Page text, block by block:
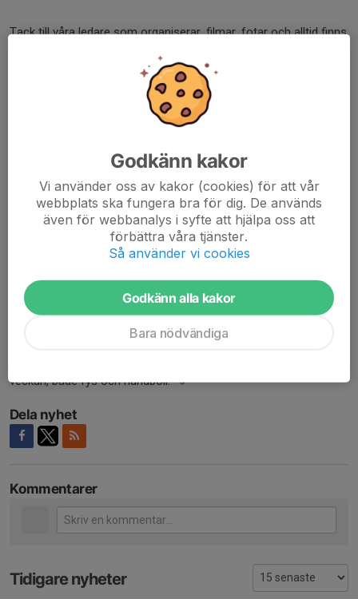
Tack till våra ledare som organiserar, filmar, fotar och alltid finns
Och tack till alla föräldrar som stöttar, kör mil efter mil och fyller
läktaren med grönvitt engagemang.
💚Tillsammans är vi Hammarby – och vi har aldrig varit
Josefine, Anton, Hanna & Leo
Vi välkomnar gärna fler spelare till laget! Tänk bara på att följa
förbundets regler kring övergångar om du redan tillhör en annan
För att trivas i Hammarby F13 behövs ett stort intresse för
handboll, en vilja att utvecklas och en rejäl dos kämpaglöd. Hos
oss är alla välkomna, oavsett om du har spelat tidigare eller inte.
Det viktigaste är att du tycker det är roligt att träna och är
veckan, både fys och handboll. 💚
Dela nyhet
Kommentarer
Tidigare nyheter
Godkänn kakor
Vi använder oss av kakor (cookies) för att vår
webbplats ska fungera bra för dig. De används
även för webbanalys i syfte att hjälpa oss att
förbättra våra tjänster.
Så använder vi cookies
Godkänn alla kakor
Bara nödvändiga